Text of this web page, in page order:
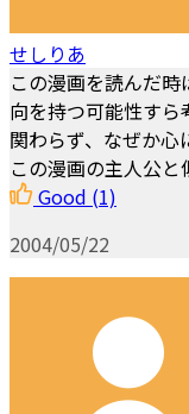
せしりあ
この漫画を読んだ
向を持つ可能性す
関わらず、なぜか心
この漫画の主人公
Good (1)
2004/05/22